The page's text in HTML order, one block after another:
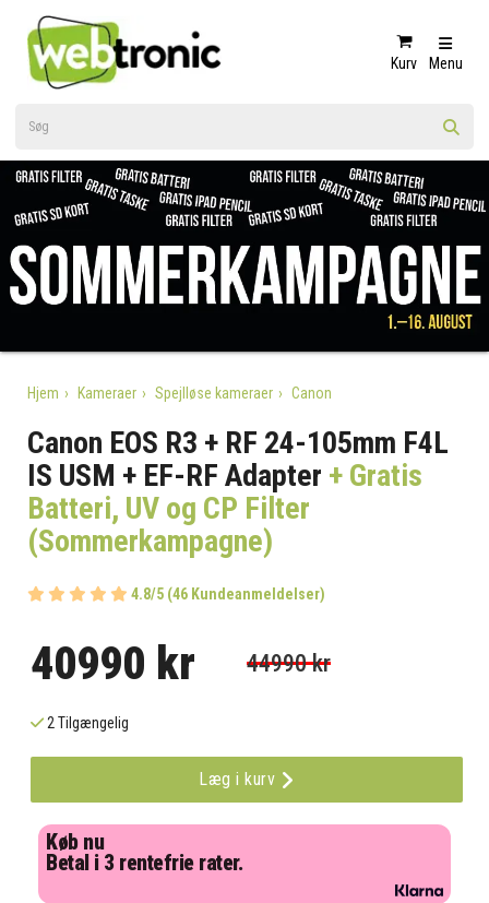
Kurv Menu
Hjem Kameraer Spejlløse kameraer Canon
Canon EOS R3 + RF 24-105mm F4L
IS USM + EF-RF Adapter + Gratis
Batteri, UV og CP Filter
(Sommerkampagne)
4.8/5 (46 Kundeanmeldelser)
40990 kr 44990 kr
2 Tilgængelig
Læg i kurv
Køb nu
Betal i 3 rentefrie rater.